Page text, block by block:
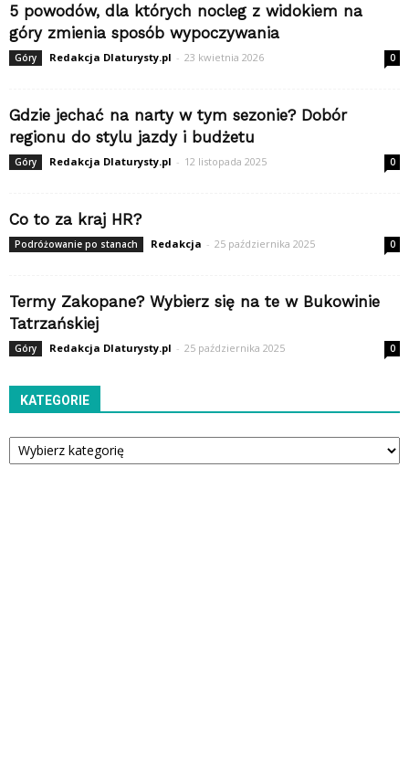
5 powodów, dla których nocleg z widokiem na
góry zmienia sposób wypoczywania
Góry Redakcja Dlaturysty.pl - 23 kwietnia 2026 0
Gdzie jechać na narty w tym sezonie? Dobór
regionu do stylu jazdy i budżetu
Góry Redakcja Dlaturysty.pl - 12 listopada 2025 0
Co to za kraj HR?
Podróżowanie po stanach Redakcja - 25 października 2025 0
Termy Zakopane? Wybierz się na te w Bukowinie
Tatrzańskiej
Góry Redakcja Dlaturysty.pl - 25 października 2025 0
KATEGORIE
Kategorie